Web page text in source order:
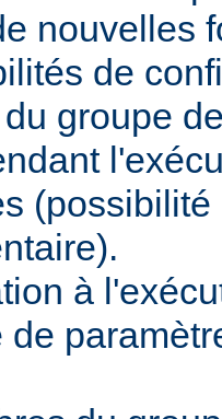
nouvelles
de
groupe
à
de